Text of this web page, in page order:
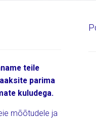
teile
parima
kuludega.
mõõtudele ja